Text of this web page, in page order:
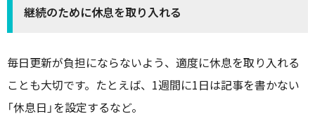
継続のために休息を取り入れる
毎日更新が負担にならないよう、適度に休息を取り入れる
ことも大切です。たとえば、1週間に1日は記事を書かない
「休息日」を設定するなど。